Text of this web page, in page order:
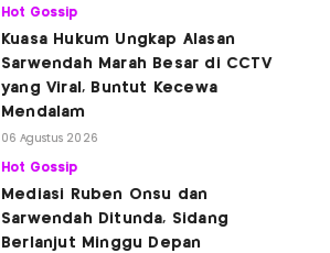
Hot Gossip
Kuasa Hukum Ungkap Alasan
Sarwendah Marah Besar di CCTV
yang Viral, Buntut Kecewa
Mendalam
06 Agustus 2026
Hot Gossip
Mediasi Ruben Onsu dan
Sarwendah Ditunda, Sidang
Berlanjut Minggu Depan